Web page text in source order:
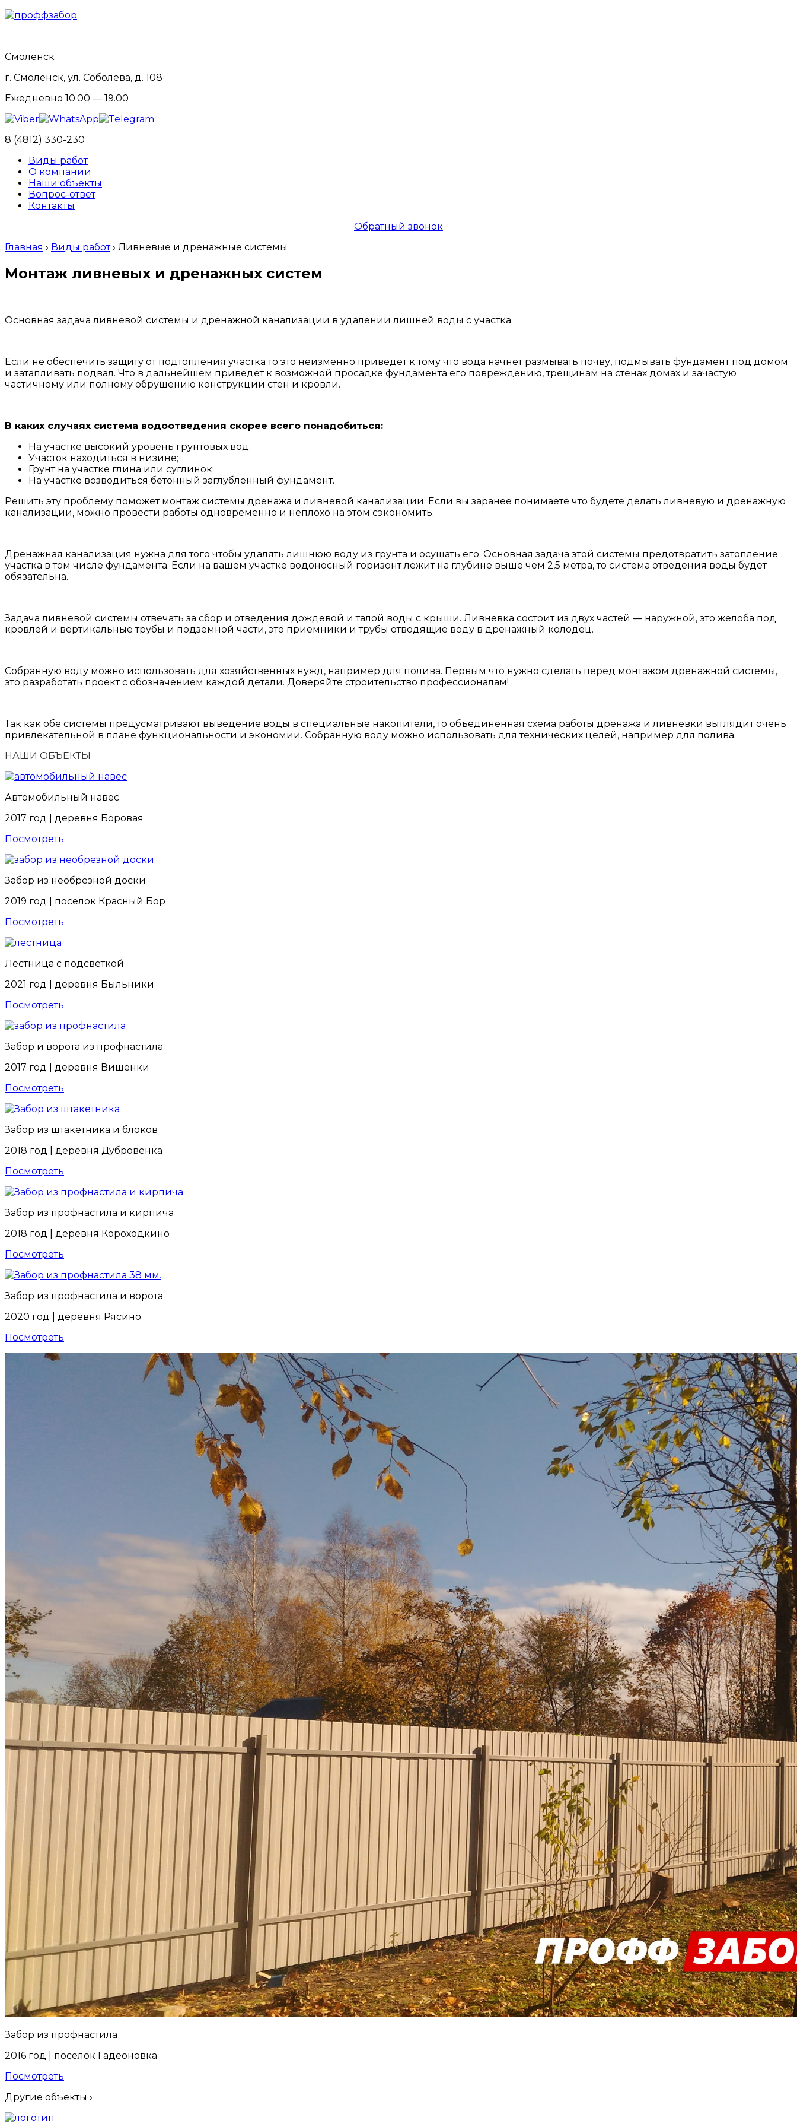
Skip
Смоленск
г. Смоленск, ул. Соболева, д. 108
Ежедневно 10.00 — 19.00
8 (4812) 330-230
Виды работ
О компании
Наши объекты
Вопрос-ответ
Контакты
Обратный звонок
Главная › Виды работ› Ливневые и дренажные системы
Монтаж ливневых и дренажных систем
Основная задача ливневой системы и дренажной канализации в удалении лишней воды с участка.
Если не обеспечить защиту от подтопления участка то это неизменно приведет к тому что вода начнёт размывать почву, подмывать фундамент под домом
и затапливать подвал. Что в дальнейшем приведет к возможной просадке фундамента его повреждению, трещинам на стенах домах и зачастую
частичному или полному обрушению конструкции стен и кровли.
В каких случаях система водоотведения скорее всего понадобиться:
На участке высокий уровень грунтовых вод;
Участок находиться в низине;
Грунт на участке глина или суглинок;
На участке возводиться бетонный заглублённый фундамент.
Решить эту проблему поможет монтаж системы дренажа и ливневой канализации. Если вы заранее понимаете что будете делать ливневую и дренажную
канализации, можно провести работы одновременно и неплохо на этом сэкономить.
Дренажная канализация нужна для того чтобы удалять лишнюю воду из грунта и осушать его. Основная задача этой системы предотвратить затопление
участка в том числе фундамента. Если на вашем участке водоносный горизонт лежит на глубине выше чем 2,5 метра, то система отведения воды будет
обязательна.
Задача ливневой системы отвечать за сбор и отведения дождевой и талой воды с крыши. Ливневка состоит из двух частей — наружной, это желоба под
кровлей и вертикальные трубы и подземной части, это приемники и трубы отводящие воду в дренажный колодец.
Собранную воду можно использовать для хозяйственных нужд, например для полива. Первым что нужно сделать перед монтажом дренажной системы,
это разработать проект с обозначением каждой детали. Доверяйте строительство профессионалам!
Так как обе системы предусматривают выведение воды в специальные накопители, то объединенная схема работы дренажа и ливневки выглядит очень
привлекательной в плане функциональности и экономии. Собранную воду можно использовать для технических целей, например для полива.
НАШИ ОБЪЕКТЫ
Автомобильный навес
2017 год | деревня Боровая
Посмотреть
Забор из необрезной доски
2019 год | поселок Красный Бор
Посмотреть
Лестница с подсветкой
2021 год | деревня Быльники
Посмотреть
Забор и ворота из профнастила
2017 год | деревня Вишенки
Посмотреть
Забор из штакетника и блоков
2018 год | деревня Дубровенка
Посмотреть
Забор из профнастила и кирпича
2018 год | деревня Короходкино
Посмотреть
Забор из профнастила и ворота
2020 год | деревня Рясино
Посмотреть
Забор из профнастила
2016 год | поселок Гадеоновка
Посмотреть
Другие объекты ›